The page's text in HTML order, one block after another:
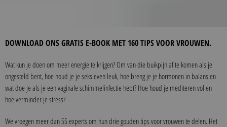
DOWNLOAD ONS GRATIS E-BOOK MET 160 TIPS VOOR VROUWEN.
Wat kun je doen om meer energie te krijgen? Om van die buikpijn af te komen als je
ongesteld bent, hoe houd je je seksleven leuk, hoe breng je je hormonen in balans en
wat doe je als je een vaginale schimmelinfectie hebt? Hoe houd je mediteren vol en
hoe verminder je stress?
We vroegen meer dan 55 experts om hun drie gouden tips voor vrouwen te delen. Het